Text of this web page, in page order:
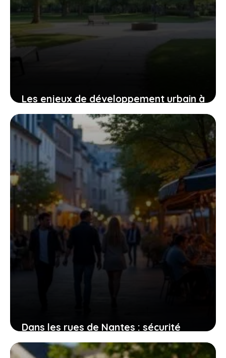
Les enjeux de développement urbain à
Saint-Genis-Laval : focus sur les
quartiers chauds
4 août 2026
Dans les rues de Nantes : sécurité
perçue et réalités des quartiers